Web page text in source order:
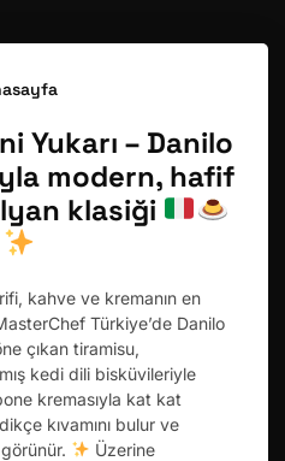
Yukarı – Danilo
modern, hafif
klasiği
kahve ve kremanın en
Türkiye’de Danilo
çıkan tiramisu,
kedi dili bisküvileriyle
kremasıyla kat kat
kıvamını bulur ve
Üzerine